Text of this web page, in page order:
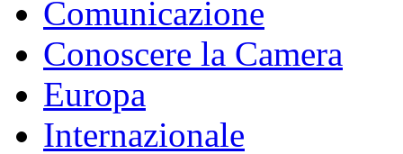
Comunicazione
Conoscere la Camera
Europa
Internazionale